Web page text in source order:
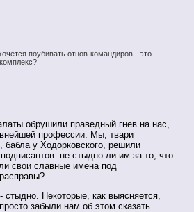
поубивать отцов-командиров - это
обрушили праведный гнев на нас,
профессии. Мы, твари
у Ходорковского, решили
не стыдно ли им за то, что
свои славные имена под
Некоторые, как выясняется,
забыли нам об этом сказать